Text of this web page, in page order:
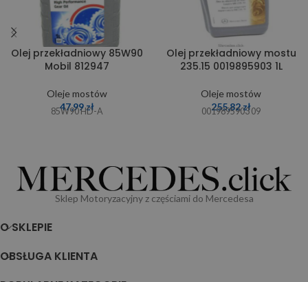
Olej przekładniowy 85W90
Mobil 812947
Oleje mostów
47,99zł
85W90 HD-A
Olej przekładniowy mostu
235.15 0019895903 1L
Oleje mostów
255,82zł
0019895903 09
Sklep Motoryzacyjny z częściami do Mercedesa
O SKLEPIE
OBSŁUGA KLIENTA